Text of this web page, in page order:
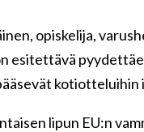
opiskelija,
esitettävä
kotiotteluihin
lipun EU:n